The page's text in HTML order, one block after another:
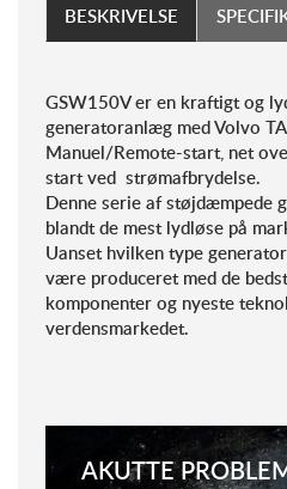
BESKRIVELSE
GSW150V er en kraftigt og
generatoranlæg med Volvo
Manuel/Remote-start, net
start ved strømafbrydelse.
Denne serie af støjdæmpede
blandt de mest lydløse på
Uanset hvilken type
være produceret med de
komponenter og nyeste
verdensmarkedet.
AKUTTE